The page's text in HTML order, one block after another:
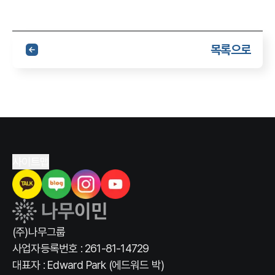
목록으로
(주)나무그룹
사업자등록번호 : 261-81-14729
대표자 : Edward Park (에드워드 박)